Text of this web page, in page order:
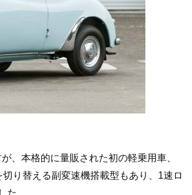
、本格的に量販された初の軽乗用車、
り替える副変速機搭載型もあり、1速ロ
た。